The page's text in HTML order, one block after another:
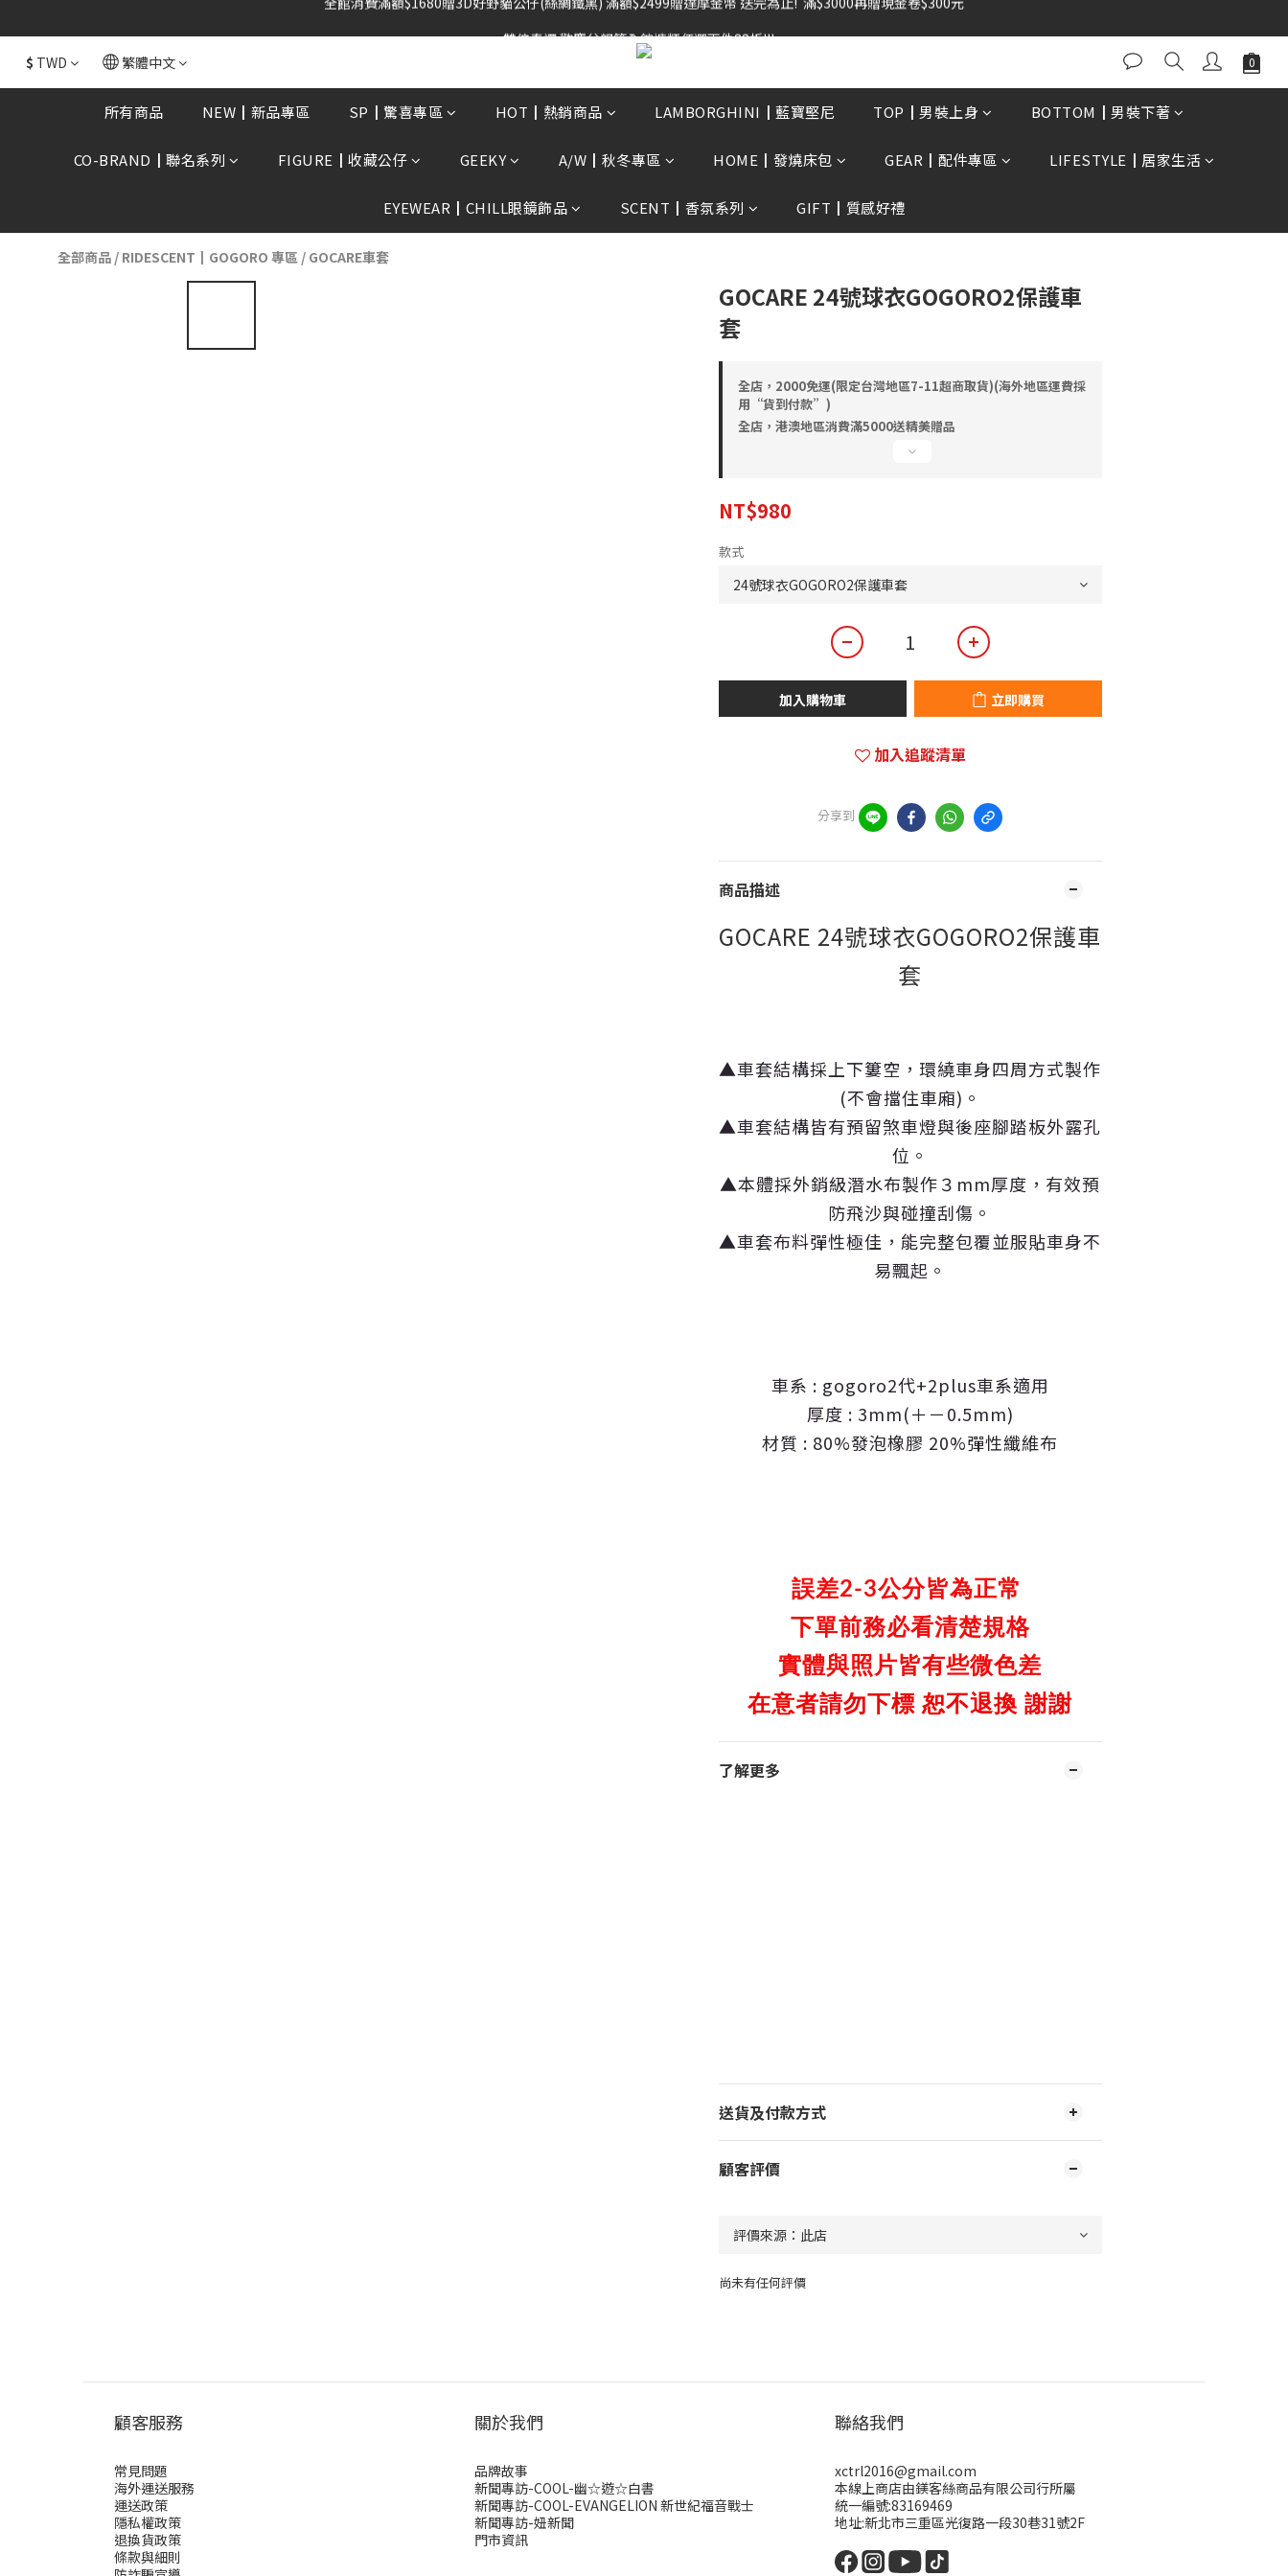
全館消費滿額$1680贈3D好野貓公仔(絲綢鐵黑) 滿額$2499贈達摩金幣 送完為止!  滿$3000再贈現金卷$300元
雙倍奉還 歡慶父親節全館褲類任選兩件88折!!!
$ TWD 繁體中文
所有商品 NEW┃新品專區 SP┃驚喜專區 HOT┃熱銷商品 LAMBORGHINI┃藍寶堅尼 TOP┃男裝上身 BOTTOM┃男裝下著
CO-BRAND┃聯名系列 FIGURE┃收藏公仔 GEEKY A/W┃秋冬專區 HOME┃發燒床包 GEAR┃配件專區 LIFESTYLE┃居家生活
EYEWEAR┃CHILL眼鏡飾品 SCENT┃香氛系列 GIFT┃質感好禮
全部商品 / RIDESCENT┃GOGORO 專區 / GOCARE車套
GOCARE 24號球衣GOGORO2保護車
套
全店，2000免運(限定台灣地區7-11超商取貨)(海外地區運費採
用“貨到付款”)
全店，港澳地區消費滿5000送精美贈品
NT$980
款式
加入購物車 立即購買
加入追蹤清單
分享到
商品描述
GOCARE 24號球衣GOGORO2保護車
套
▲車套結構採上下簍空，環繞車身四周方式製作
(不會擋住車廂)。
▲車套結構皆有預留煞車燈與後座腳踏板外露孔
位。
▲本體採外銷級潛水布製作３mm厚度，有效預
防飛沙與碰撞刮傷。
▲車套布料彈性極佳，能完整包覆並服貼車身不
易飄起。
車系 : gogoro2代+2plus車系適用
厚度 : 3mm(＋－0.5mm)
材質 : 80%發泡橡膠 20%彈性纖維布
誤差2-3公分皆為正常
下單前務必看清楚規格
實體與照片皆有些微色差
在意者請勿下標 恕不退換 謝謝
了解更多
送貨及付款方式
顧客評價
尚未有任何評價
立即購買
顧客服務
常見問題
海外運送服務
運送政策
隱私權政策
退換貨政策
條款與細則
關於我們
品牌故事
新聞專訪-COOL-幽☆遊☆白書
新聞專訪-COOL-EVANGELION 新世紀福音戰士
新聞專訪-妞新聞
門市資訊
聯絡我們
xctrl2016@gmail.com
本線上商店由鎂客絲商品有限公司行所屬
統一編號:83169469
地址:新北市三重區光復路一段30巷31號2F